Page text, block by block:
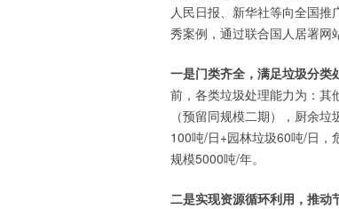
人民日报、新华社等向全国推
秀案例，通过联合国人居署网
一是门类齐全，满足垃圾分类
前，各类垃圾处理能力为：其
（预留同规模二期），厨余
100吨/日+园林垃圾60吨/日，
规模5000吨/年。
二是实现资源循环利用，推动